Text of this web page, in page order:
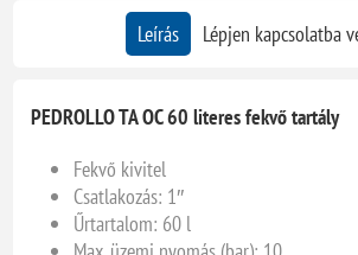
Leírás Lépjen kapcsolatba
PEDROLLO TA OC 60 literes fekvő tartály
Fekvő kivitel
Csatlakozás: 1″
Űrtartalom: 60 l